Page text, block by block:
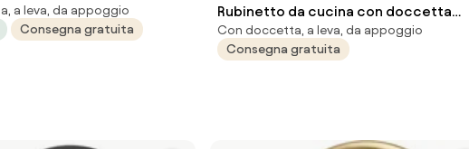
a leva, da appoggio
Consegna gratuita
Rubinetto da cucina con doccetta
TRAIL PLUS tortora verniciato opaco
ELLECI
Con doccetta, a leva, da appoggio
Consegna gratuita